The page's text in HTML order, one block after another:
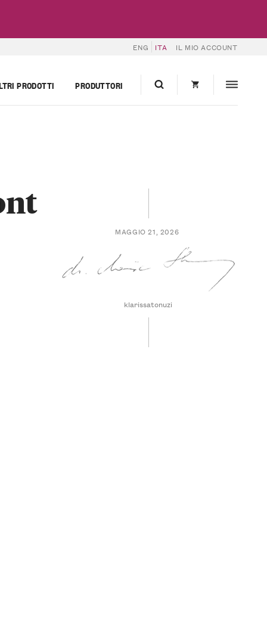
ENG ITA IL MIO ACCOUNT
PRODOTTI PRODUTTORI
MAGGIO 21, 2026
klarissatonuzi